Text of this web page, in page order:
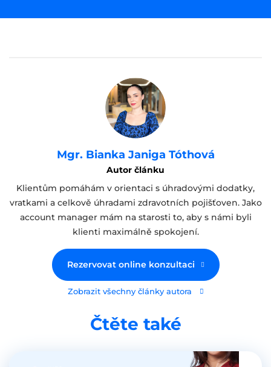
Mgr. Bianka Janiga Tóthová
Autor článku
Klientům pomáhám v orientaci s úhradovými dodatky,
vratkami a celkově úhradami zdravotních pojišťoven. Jako
account manager mám na starosti to, aby s námi byli
klienti maximálně spokojení.
Rezervovat online konzultaci
Zobrazit všechny články autora
Čtěte také